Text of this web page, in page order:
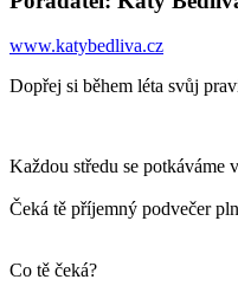
www.katybedliva.cz
Dopřej si během léta svůj
Každou středu se potkáváme
Čeká tě příjemný podvečer
Co tě čeká?